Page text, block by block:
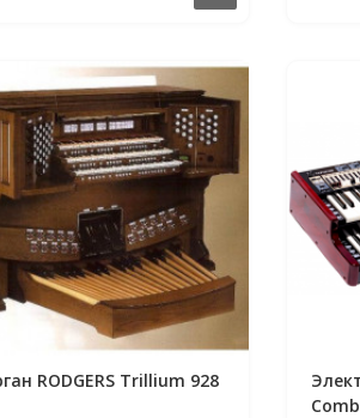
RODGERS Trillium 928